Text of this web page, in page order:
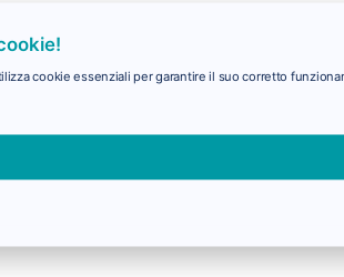
cookie essenziali per garantire il suo corretto